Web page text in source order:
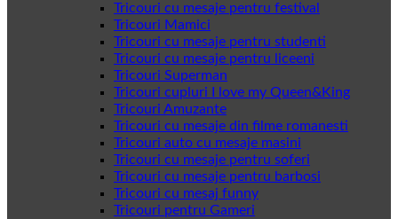
Tricouri cu mesaje pentru festival
Tricouri Mamici
Tricouri cu mesaje pentru studenti
Tricouri cu mesaje pentru liceeni
Tricouri Superman
Tricouri cupluri I love my Queen&King
Tricouri Amuzante
Tricouri cu mesaje din filme romanesti
Tricouri auto cu mesaje masini
Tricouri cu mesaje pentru soferi
Tricouri cu mesaje pentru barbosi
Tricouri cu mesaj funny
Tricouri pentru Gameri